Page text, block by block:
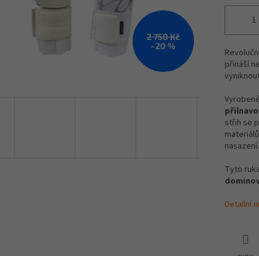
2 750 Kč
–20 %
přináší
střih se
nasazení.
Tyto
Detailní